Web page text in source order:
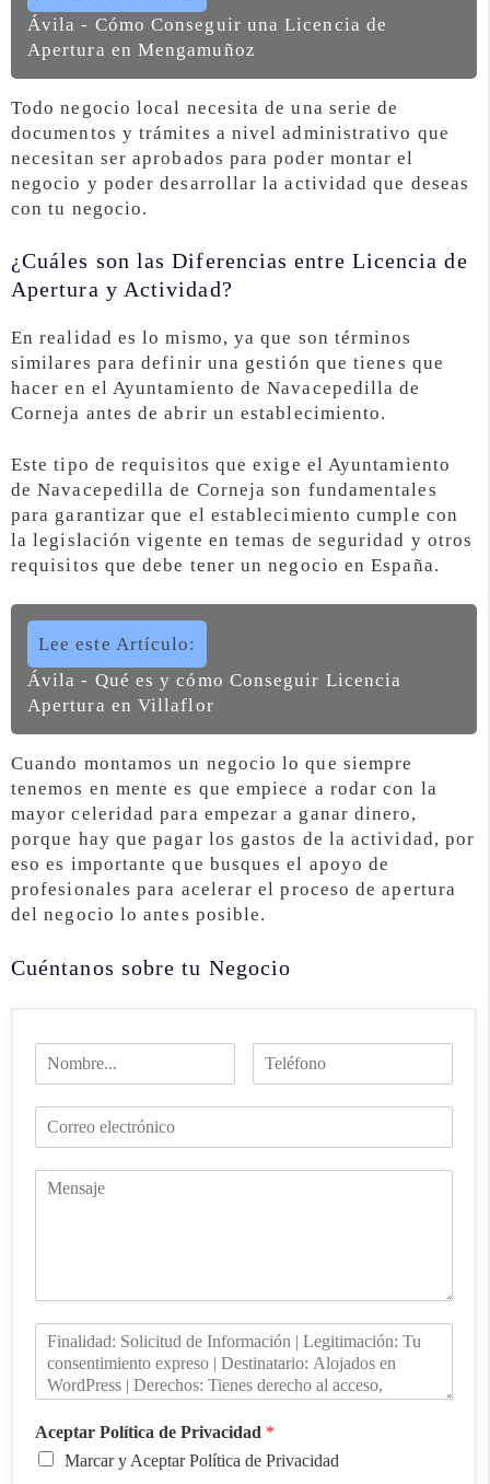
Ávila - Cómo Conseguir una Licencia de
Apertura en Mengamuñoz
Todo negocio local necesita de una serie de
documentos y trámites a nivel administrativo que
necesitan ser aprobados para poder montar el
negocio y poder desarrollar la actividad que deseas
con tu negocio.
¿Cuáles son las Diferencias entre Licencia de
Apertura y Actividad?
En realidad es lo mismo, ya que son términos
similares para definir una gestión que tienes que
hacer en el Ayuntamiento de Navacepedilla de
Corneja antes de abrir un establecimiento.
Este tipo de requisitos que exige el Ayuntamiento
de Navacepedilla de Corneja son fundamentales
para garantizar que el establecimiento cumple con
la legislación vigente en temas de seguridad y otros
requisitos que debe tener un negocio en España.
Lee este Artículo:
Ávila - Qué es y cómo Conseguir Licencia
Apertura en Villaflor
Cuando montamos un negocio lo que siempre
tenemos en mente es que empiece a rodar con la
mayor celeridad para empezar a ganar dinero,
porque hay que pagar los gastos de la actividad, por
eso es importante que busques el apoyo de
profesionales para acelerar el proceso de apertura
del negocio lo antes posible.
Cuéntanos sobre tu Negocio
Aceptar Política de Privacidad *
Marcar y Aceptar Política de Privacidad